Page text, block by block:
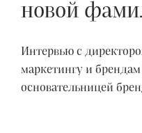
новой
Интервью с
маркетингу и
основательницей